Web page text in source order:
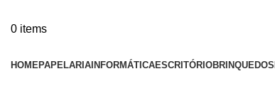
0 items
HOMEPAPELARIA INFORMÁTICAESCRITÓRIOBRINQUEDOS